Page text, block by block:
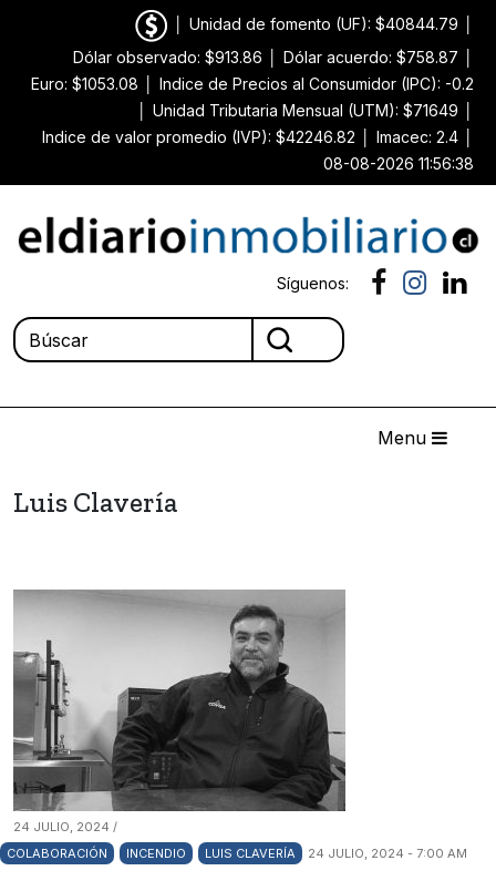
Unidad de fomento (UF): $40844.79
Dólar observado: $913.86
Dólar acuerdo: $758.87
Euro: $1053.08
Indice de Precios al Consumidor (IPC): -0.2
Unidad Tributaria Mensual (UTM): $71649
Indice de valor promedio (IVP): $42246.82
Imacec: 2.4
08-08-2026 11:56:38
Síguenos:
Menu
Luis Clavería
24 JULIO, 2024 /
COLABORACIÓN
INCENDIO LUIS CLAVERÍA 24 JULIO, 2024 - 7:00 AM